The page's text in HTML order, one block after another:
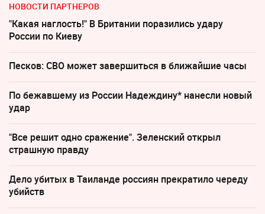
НОВОСТИ ПАРТНЕРОВ
"Какая наглость!" В Британии поразились удару
России по Киеву
Песков: СВО может завершиться в ближайшие часы
По бежавшему из России Надеждину* нанесли новый
удар
"Все решит одно сражение". Зеленский открыл
страшную правду
Дело убитых в Таиланде россиян прекратило череду
убийств